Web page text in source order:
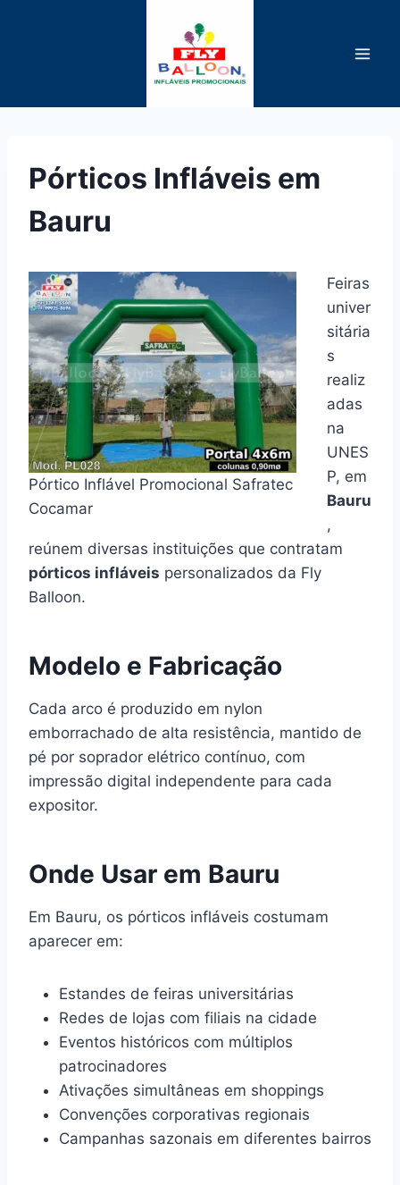
Pórticos Infláveis em
Bauru
Pórtico Inflável Promocional Safratec
Cocamar
Feiras
univer
sitária
s
realiz
adas
na
UNES
P, em
Bauru
,
reúnem diversas instituições que contratam
pórticos infláveis personalizados da Fly
Balloon.
Modelo e Fabricação
Cada arco é produzido em nylon
emborrachado de alta resistência, mantido de
pé por soprador elétrico contínuo, com
impressão digital independente para cada
expositor.
Onde Usar em Bauru
Em Bauru, os pórticos infláveis costumam
aparecer em:
Estandes de feiras universitárias
Redes de lojas com filiais na cidade
Eventos históricos com múltiplos
patrocinadores
Ativações simultâneas em shoppings
Convenções corporativas regionais
Campanhas sazonais em diferentes bairros